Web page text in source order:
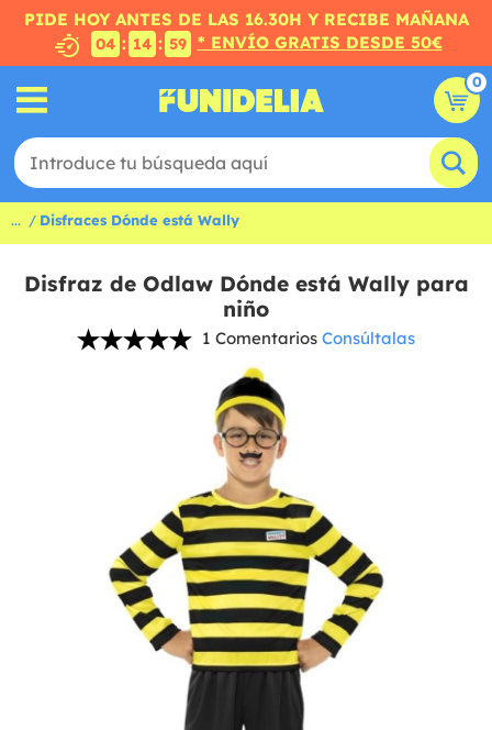
PIDE HOY ANTES DE LAS 16.30H Y RECIBE MAÑANA
04 : 14 : 58 * ENVÍO GRATIS DESDE 50€
0
... Disfraces Dónde está Wally
Disfraz de Odlaw Dónde está Wally para
niño
1 Comentarios Consúltalas